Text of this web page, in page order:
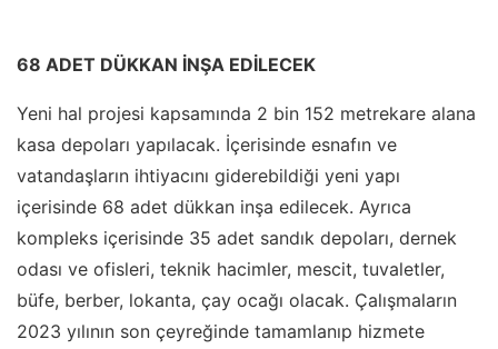
68 ADET DÜKKAN İNŞA EDİLECEK
Yeni hal projesi kapsamında 2 bin 152 metrekare alana
kasa depoları yapılacak. İçerisinde esnafın ve
vatandaşların ihtiyacını giderebildiği yeni yapı
içerisinde 68 adet dükkan inşa edilecek. Ayrıca
kompleks içerisinde 35 adet sandık depoları, dernek
odası ve ofisleri, teknik hacimler, mescit, tuvaletler,
büfe, berber, lokanta, çay ocağı olacak. Çalışmaların
2023 yılının son çeyreğinde tamamlanıp hizmete